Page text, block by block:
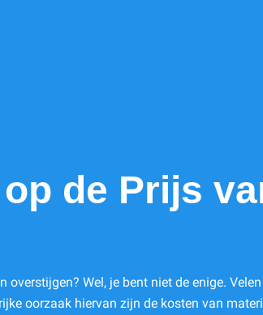
de Prijs
Wel, je bent niet de enige.
oorzaak hiervan zijn de kosten van